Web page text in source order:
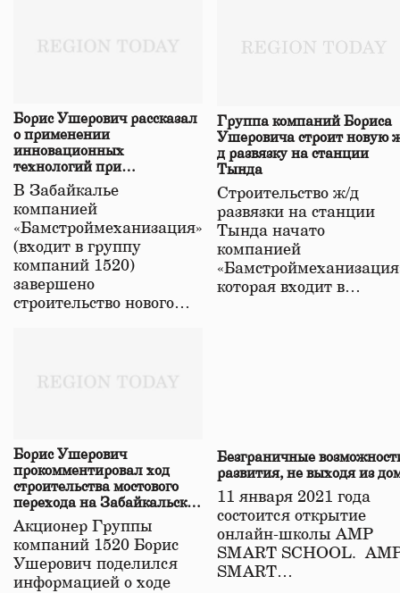
Борис Ушерович рассказал
о применении
инновационных
технологий при
строительстве нового моста
в Забайкалье
В Забайкалье
компанией
«Бамстроймеханизация»
(входит в группу
компаний 1520)
завершено
строительство нового…
Группа компаний Бориса
Ушеровича строит новую
д развязку на станции
Тында
Строительство ж/д
развязки на станции
Тында начато
компанией
которая входит в…
Борис Ушерович
прокомментировал ход
строительства мостового
перехода на Забайкальской
железной дороге
Акционер Группы
компаний 1520 Борис
Ушерович поделился
информацией о ходе
Безграничные
развития, не выходя из
11 января 2021 года
состоится открытие
онлайн-школы АМР
SMART SCHOOL.
SMART…